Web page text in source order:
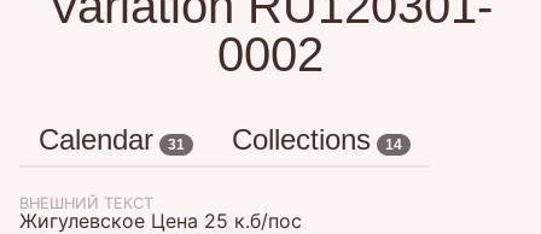
0002
Calendar 31 Collections 14
ВНЕШНИЙ ТЕКСТ
Жигулевское Цена 25 к.б/пос